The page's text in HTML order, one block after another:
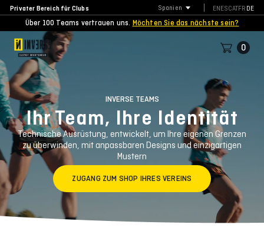
Privater Bereich für Clubs
Über 100 Teams vertrauen uns. Möchten Sie das nächste sein?
Spanien ENESCATFR DE
0
INVERSE TEAMS
Ihr Team, Ihre Identität
Technische Ausrüstung, entwickelt, um Ihre eigenen Grenzen
zu überwinden, mit anpassbaren Designs und einzigartigen
Mustern
ZUGANG ZUM SHOP IHRES VEREINS